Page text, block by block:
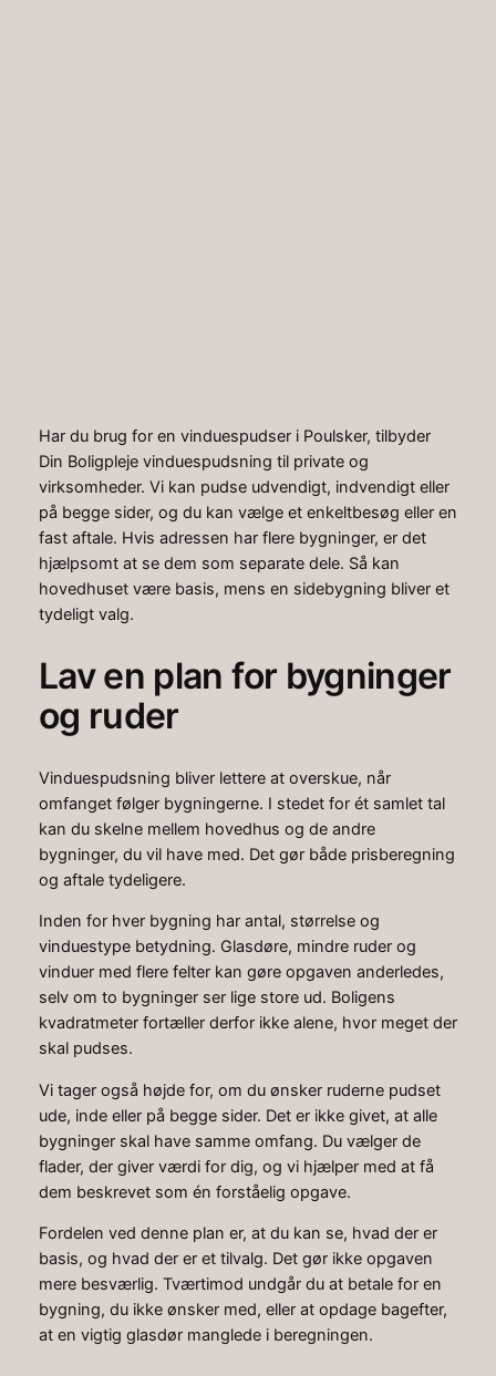
Har du brug for en vinduespudser i Poulsker, tilbyder
Din Boligpleje vinduespudsning til private og
virksomheder. Vi kan pudse udvendigt, indvendigt eller
på begge sider, og du kan vælge et enkeltbesøg eller en
fast aftale. Hvis adressen har flere bygninger, er det
hjælpsomt at se dem som separate dele. Så kan
hovedhuset være basis, mens en sidebygning bliver et
tydeligt valg.
Lav en plan for bygninger
og ruder
Vinduespudsning bliver lettere at overskue, når
omfanget følger bygningerne. I stedet for ét samlet tal
kan du skelne mellem hovedhus og de andre
bygninger, du vil have med. Det gør både prisberegning
og aftale tydeligere.
Inden for hver bygning har antal, størrelse og
vinduestype betydning. Glasdøre, mindre ruder og
vinduer med flere felter kan gøre opgaven anderledes,
selv om to bygninger ser lige store ud. Boligens
kvadratmeter fortæller derfor ikke alene, hvor meget der
skal pudses.
Vi tager også højde for, om du ønsker ruderne pudset
ude, inde eller på begge sider. Det er ikke givet, at alle
bygninger skal have samme omfang. Du vælger de
flader, der giver værdi for dig, og vi hjælper med at få
dem beskrevet som én forståelig opgave.
Fordelen ved denne plan er, at du kan se, hvad der er
basis, og hvad der er et tilvalg. Det gør ikke opgaven
mere besværlig. Tværtimod undgår du at betale for en
bygning, du ikke ønsker med, eller at opdage bagefter,
at en vigtig glasdør manglede i beregningen.